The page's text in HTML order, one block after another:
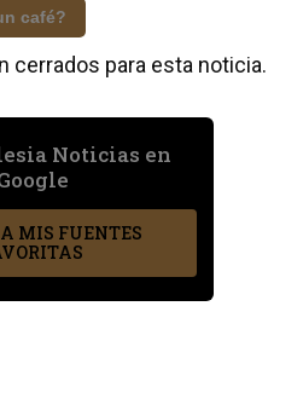
café?
cerrados para esta noticia.
Noticias en
MIS FUENTES